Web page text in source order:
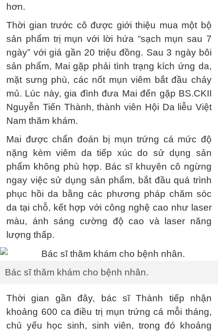
hơn.
Thời gian trước cô được giới thiệu mua một bộ
sản phẩm trị mụn với lời hứa “sạch mụn sau 7
ngày” với giá gần 20 triệu đồng. Sau 3 ngày bôi
sản phẩm, Mai gặp phải tình trạng kích ứng da,
mặt sưng phù, các nốt mụn viêm bắt đầu chảy
mủ. Lúc này, gia đình đưa Mai đến gặp BS.CKII
Nguyễn Tiến Thành, thành viên Hội Da liễu Việt
Nam thăm khám.
Mai được chẩn đoán bị mụn trứng cá mức độ
nặng kèm viêm da tiếp xúc do sử dụng sản
phẩm không phù hợp. Bác sĩ khuyên cô ngừng
ngay việc sử dụng sản phẩm, bắt đầu quá trình
phục hồi da bằng các phương pháp chăm sóc
da tại chỗ, kết hợp với công nghệ cao như laser
màu, ánh sáng cường độ cao và laser năng
lượng thấp.
Bác sĩ thăm khám cho bệnh nhân.
Thời gian gần đây, bác sĩ Thành tiếp nhận
khoảng 600 ca điều trị mụn trứng cá mỗi tháng,
chủ yếu học sinh, sinh viên, trong đó khoảng